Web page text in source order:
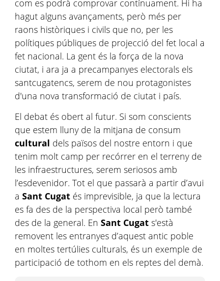
com es podrà comprovar contínuament. Hi ha
hagut alguns avançaments, però més per
raons històriques i civils que no, per les
polítiques públiques de projecció del fet local a
fet nacional. La gent és la força de la nova
ciutat, i ara ja a precampanyes electorals els
santcugatencs, serem de nou protagonistes
d'una nova transformació de ciutat i país.
El debat és obert al futur. Si som conscients
que estem lluny de la mitjana de consum
cultural dels països del nostre entorn i que
tenim molt camp per recórrer en el terreny de
les infraestructures, serem seriosos amb
l’esdevenidor. Tot el que passarà a partir d’avui
a Sant Cugat és imprevisible, ja que la lectura
es fa des de la perspectiva local però també
des de la general. En Sant Cugat s'està
removent les entranyes d’aquest antic poble
en moltes tertúlies culturals, és un exemple de
participació de tothom en els reptes del demà.